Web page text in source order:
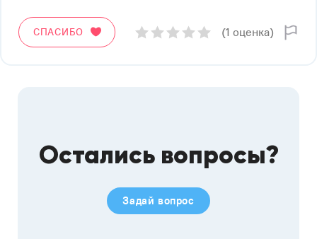
СПАСИБО (1 оценка)
Остались вопросы?
Задай вопрос